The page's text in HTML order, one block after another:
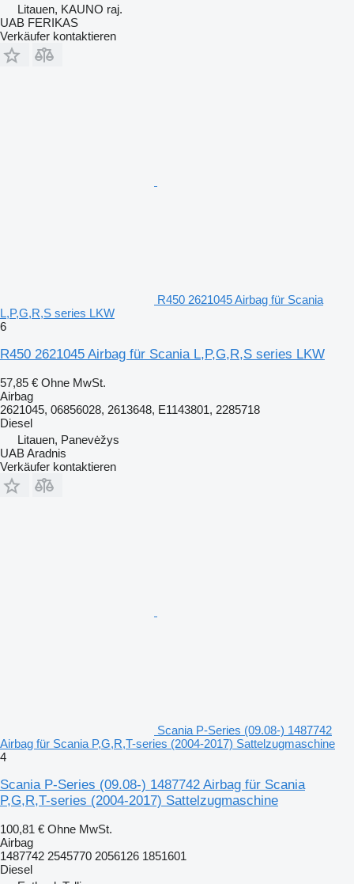
Litauen, KAUNO raj.
UAB FERIKAS
Verkäufer kontaktieren
R450 2621045 Airbag für Scania
L,P,G,R,S series LKW
6
R450 2621045 Airbag für Scania L,P,G,R,S series LKW
57,85 € Ohne MwSt.
Airbag
2621045, 06856028, 2613648, E1143801, 2285718
Diesel
Litauen, Panevėžys
UAB Aradnis
Verkäufer kontaktieren
Scania P-Series (09.08-) 1487742
Airbag für Scania P,G,R,T-series (2004-2017) Sattelzugmaschine
4
Scania P-Series (09.08-) 1487742 Airbag für Scania
P,G,R,T-series (2004-2017) Sattelzugmaschine
100,81 € Ohne MwSt.
Airbag
1487742 2545770 2056126 1851601
Diesel